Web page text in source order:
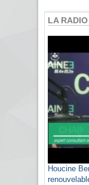
LA
Houcine